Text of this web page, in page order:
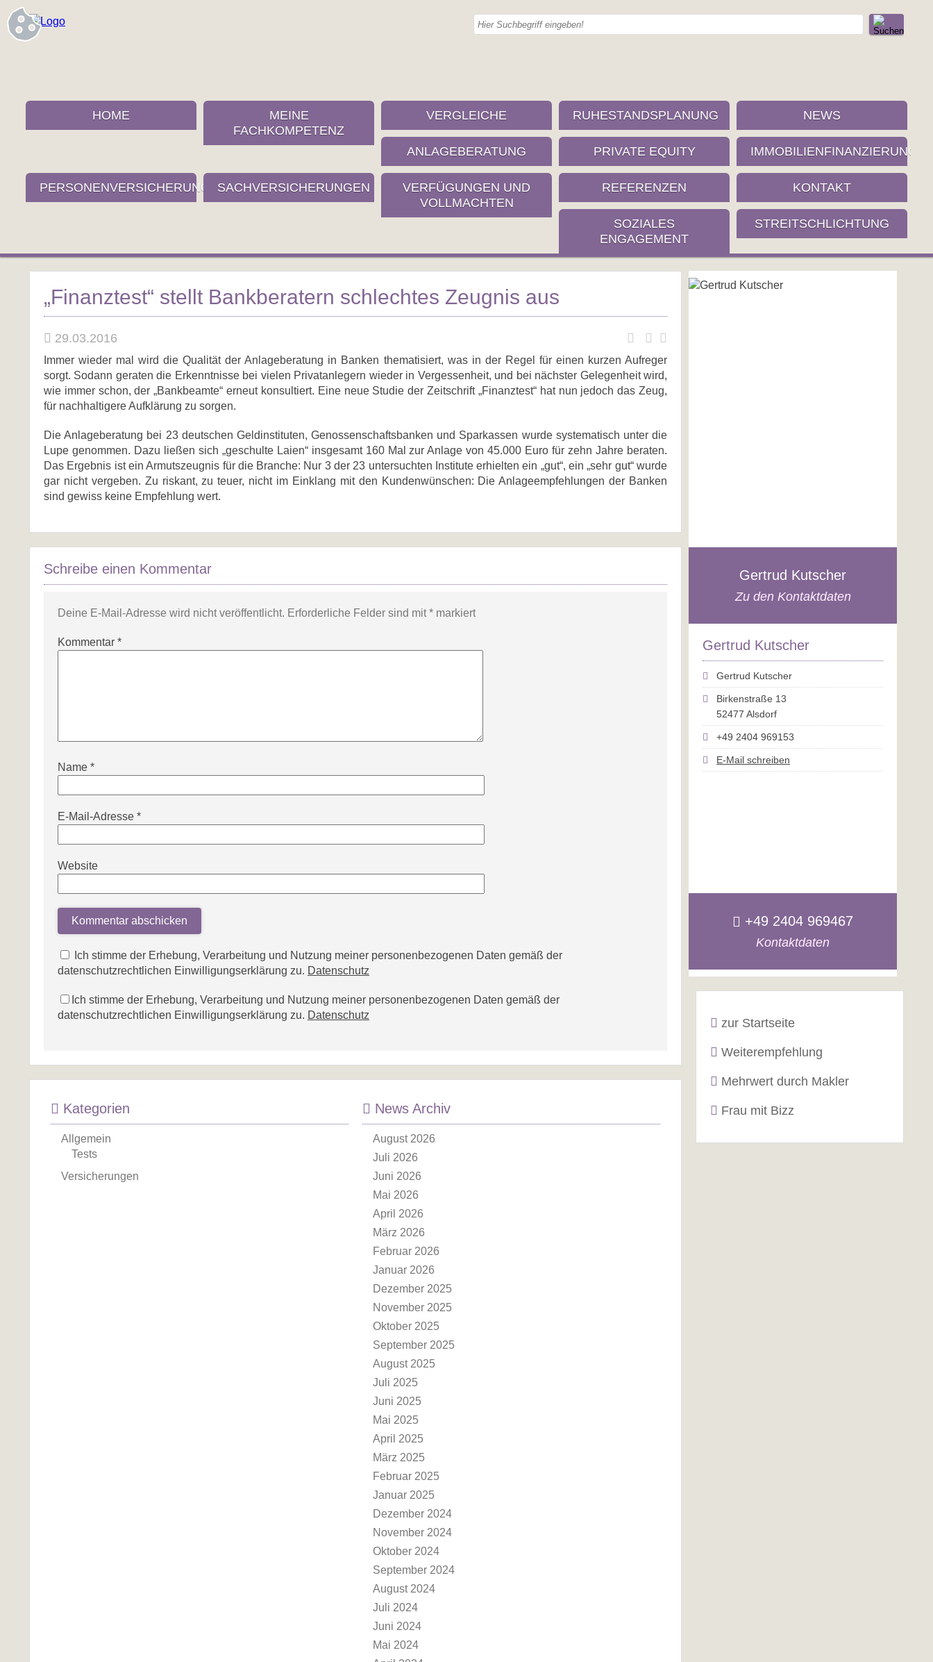
HOME
MEINE
FACHKOMPETENZ
VERGLEICHE RUHESTANDSPLANUNG NEWS
ANLAGEBERATUNG PRIVATE EQUITY IMMOBILIENFINANZIERUNG
PERSONENVERSICHERUNGENSACHVERSICHERUNGEN
VERFÜGUNGEN UND
VOLLMACHTEN
REFERENZEN KONTAKT
SOZIALES
ENGAGEMENT
STREITSCHLICHTUNG
Gertrud Kutscher
Zu den Kontaktdaten
Gertrud Kutscher
Gertrud Kutscher
Birkenstraße 13
52477 Alsdorf
+49 2404 969153
E-Mail schreiben
+49 2404 969467
Kontaktdaten
zur Startseite
Weiterempfehlung
Mehrwert durch Makler
Frau mit Bizz
„Finanztest“ stellt Bankberatern schlechtes Zeugnis aus
29.03.2016
Immer wieder mal wird die Qualität der Anlageberatung in Banken thematisiert, was in der Regel für einen kurzen Aufreger
sorgt. Sodann geraten die Erkenntnisse bei vielen Privatanlegern wieder in Vergessenheit, und bei nächster Gelegenheit wird,
wie immer schon, der „Bankbeamte“ erneut konsultiert. Eine neue Studie der Zeitschrift „Finanztest“ hat nun jedoch das Zeug,
für nachhaltigere Aufklärung zu sorgen.
Die Anlageberatung bei 23 deutschen Geldinstituten, Genossenschaftsbanken und Sparkassen wurde systematisch unter die
Lupe genommen. Dazu ließen sich „geschulte Laien“ insgesamt 160 Mal zur Anlage von 45.000 Euro für zehn Jahre beraten.
Das Ergebnis ist ein Armutszeugnis für die Branche: Nur 3 der 23 untersuchten Institute erhielten ein „gut“, ein „sehr gut“ wurde
gar nicht vergeben. Zu riskant, zu teuer, nicht im Einklang mit den Kundenwünschen: Die Anlageempfehlungen der Banken
sind gewiss keine Empfehlung wert.
Schreibe einen Kommentar
Deine E-Mail-Adresse wird nicht veröffentlicht. Erforderliche Felder sind mit* markiert
Kommentar *
Name *
E-Mail-Adresse *
Website
Ich stimme der Erhebung, Verarbeitung und Nutzung meiner personenbezogenen Daten gemäß der
datenschutzrechtlichen Einwilligungserklärung zu. Datenschutz
Ich stimme der Erhebung, Verarbeitung und Nutzung meiner personenbezogenen Daten gemäß der
datenschutzrechtlichen Einwilligungserklärung zu. Datenschutz
Kategorien
Allgemein
Tests
Versicherungen
News Archiv
August 2026
Juli 2026
Juni 2026
Mai 2026
April 2026
März 2026
Februar 2026
Januar 2026
Dezember 2025
November 2025
Oktober 2025
September 2025
August 2025
Juli 2025
Juni 2025
Mai 2025
April 2025
März 2025
Februar 2025
Januar 2025
Dezember 2024
November 2024
Oktober 2024
September 2024
August 2024
Juli 2024
Juni 2024
Mai 2024